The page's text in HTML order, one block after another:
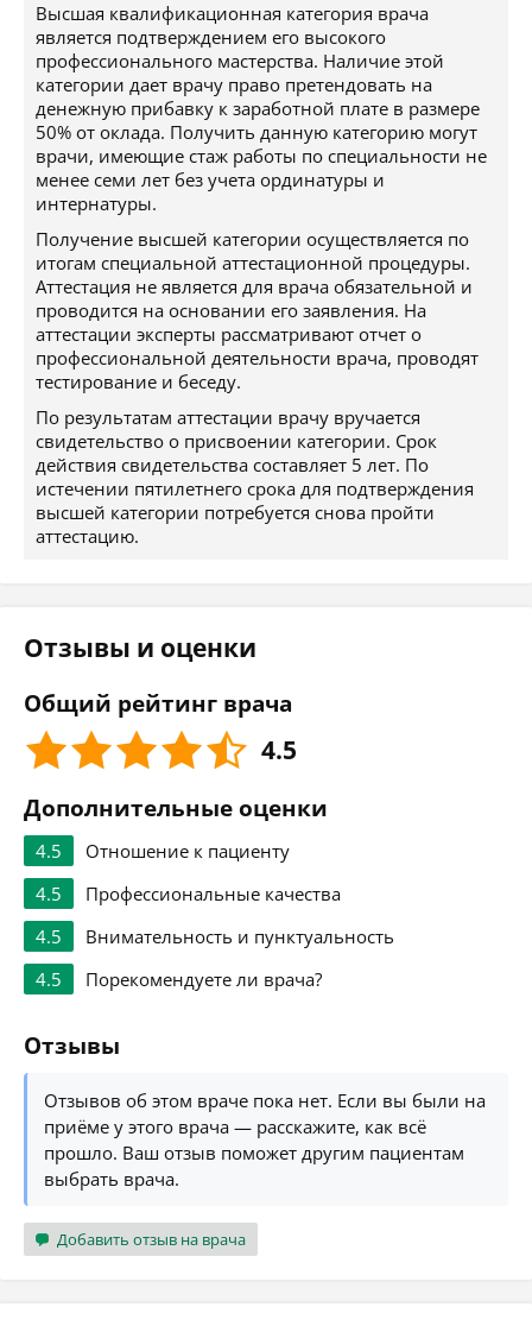
Высшая квалификационная категория врача
является подтверждением его высокого
профессионального мастерства. Наличие этой
категории дает врачу право претендовать на
денежную прибавку к заработной плате в размере
50% от оклада. Получить данную категорию могут
врачи, имеющие стаж работы по специальности не
менее семи лет без учета ординатуры и
интернатуры.
Получение высшей категории осуществляется по
итогам специальной аттестационной процедуры.
Аттестация не является для врача обязательной и
проводится на основании его заявления. На
аттестации эксперты рассматривают отчет о
профессиональной деятельности врача, проводят
тестирование и беседу.
По результатам аттестации врачу вручается
свидетельство о присвоении категории. Срок
действия свидетельства составляет 5 лет. По
истечении пятилетнего срока для подтверждения
высшей категории потребуется снова пройти
аттестацию.
Отзывы и оценки
Общий рейтинг врача
4.5
Дополнительные оценки
4.5
Отношение к пациенту
4.5
Профессиональные качества
4.5
Внимательность и пунктуальность
4.5
Порекомендуете ли врача?
Отзывы
Отзывов об этом враче пока нет. Если вы были на
приёме у этого врача — расскажите, как всё
прошло. Ваш отзыв поможет другим пациентам
выбрать врача.
Добавить отзыв на врача